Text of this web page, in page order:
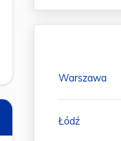
Warszawa
Łódź